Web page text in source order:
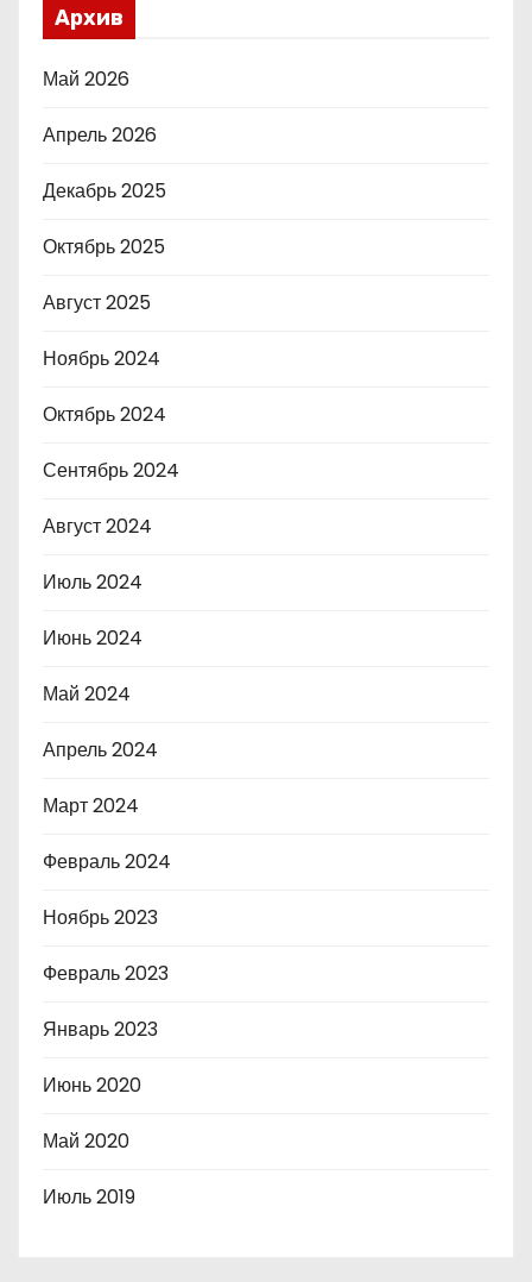
Архив
Май 2026
Апрель 2026
Декабрь 2025
Октябрь 2025
Август 2025
Ноябрь 2024
Октябрь 2024
Сентябрь 2024
Август 2024
Июль 2024
Июнь 2024
Май 2024
Апрель 2024
Март 2024
Февраль 2024
Ноябрь 2023
Февраль 2023
Январь 2023
Июнь 2020
Май 2020
Июль 2019